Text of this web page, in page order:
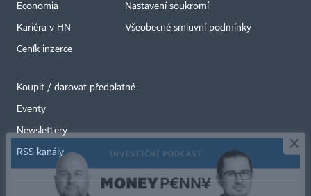
Economia
Kariéra v HN
Ceník inzerce
Nastavení soukromí
Všeobecné smluvní podmínky
Koupit / darovat předplatné
Eventy
Newslettery
RSS kanály